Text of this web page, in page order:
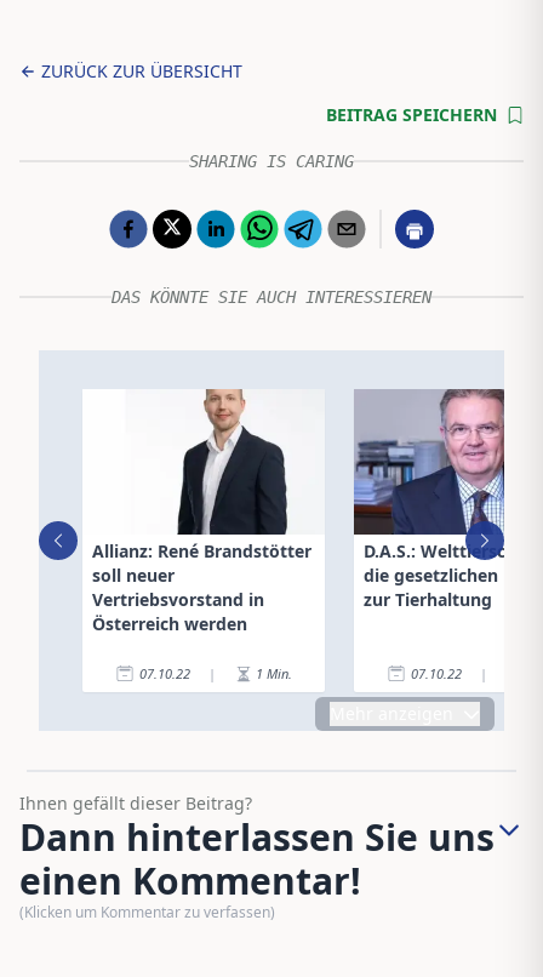
ZURÜCK ZUR ÜBERSICHT
BEITRAG SPEICHERN
SHARING IS CARING
DAS KÖNNTE SIE AUCH INTERESSIEREN
Allianz: René Brandstötter
soll neuer
Vertriebsvorstand in
Österreich werden
07.10.22 | 1 Min.
D.A.S.:
die gesetzlichen
zur Tierhaltung
07.10.22 |
Ihnen gefällt dieser Beitrag?
Dann hinterlassen Sie uns
einen Kommentar!
(Klicken um Kommentar zu verfassen)